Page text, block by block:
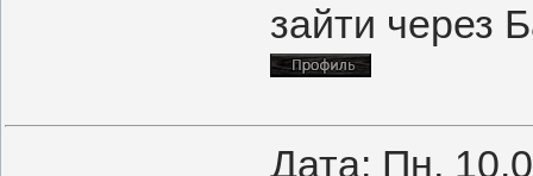
зайти через
Дата: Пн,